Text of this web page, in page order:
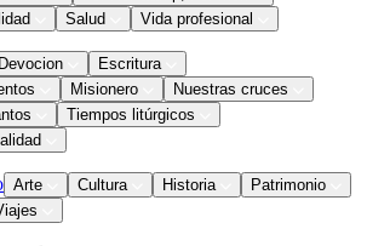
Salud Vida profesional
Devocion
Escritura
Misionero
Nuestras cruces
Tiempos litúrgicos
Arte Cultura Historia
Patrimonio